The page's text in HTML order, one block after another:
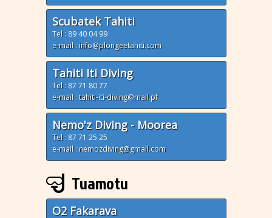
Scubatek Tahiti
Tel : 89 40 04 99
e-mail : info@plongeetahiti.com
Tahiti Iti Diving
Tel : 87 71 80 77
e-mail : tahiti-iti-diving@mail.pf
Nemo'z Diving - Moorea
Tel : 87 71 25 25
e-mail : nemozdiving@gmail.com
Tuamotu
O2 Fakarava